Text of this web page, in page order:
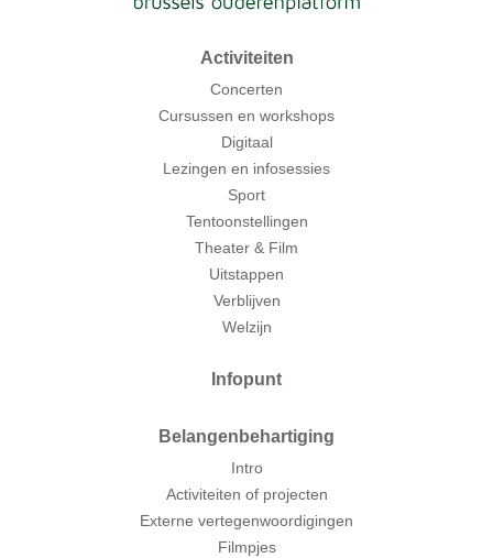
Activiteiten
Concerten
Cursussen en workshops
Digitaal
Lezingen en infosessies
Sport
Tentoonstellingen
Theater & Film
Uitstappen
Verblijven
Welzijn
Infopunt
Belangenbehartiging
Intro
Activiteiten of projecten
Externe vertegenwoordigingen
Filmpjes